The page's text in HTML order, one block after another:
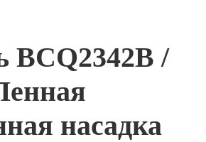
BCQ2342B /
насадка